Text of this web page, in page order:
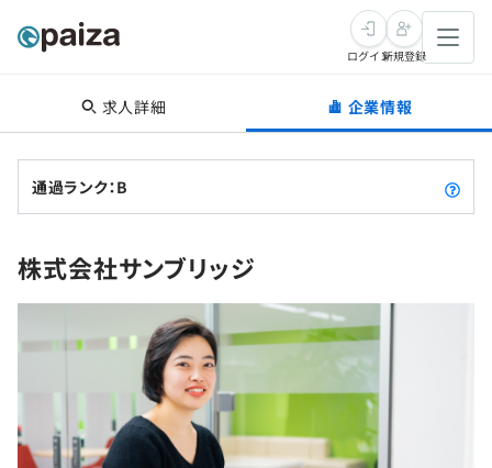
転職・キャリア
転職成功ガイド
転職エージェント
インタビュー
新卒就活
求人検索
新卒エージェント
学習
4択課題
プログラミング言語
SQL
メディア
ログイン新規登録
求人詳細 企業情報
通過ランク：B
株式会社サンブリッジ